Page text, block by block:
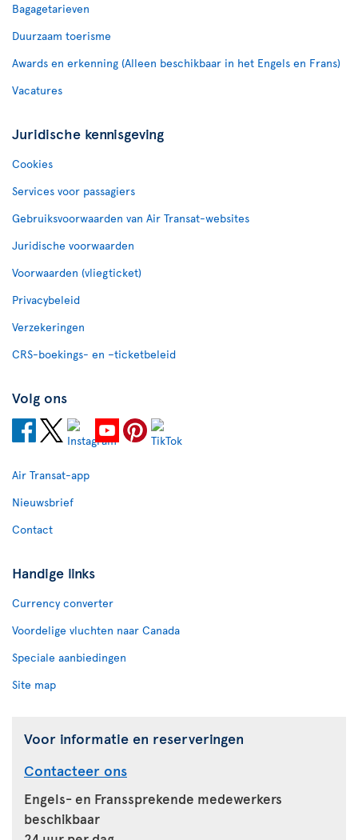
Bagagetarieven
Duurzaam toerisme
Awards en erkenning (Alleen beschikbaar in het Engels en Frans)
Vacatures
Juridische kennisgeving
Cookies
Services voor passagiers
Gebruiksvoorwaarden van Air Transat-websites
Juridische voorwaarden
Voorwaarden (vliegticket)
Privacybeleid
Verzekeringen
CRS-boekings- en –ticketbeleid
Volg ons
Air Transat-app
Nieuwsbrief
Contact
Handige links
Currency converter
Voordelige vluchten naar Canada
Speciale aanbiedingen
Site map
Voor informatie en reserveringen
Contacteer ons
Engels- en Franssprekende medewerkers
beschikbaar